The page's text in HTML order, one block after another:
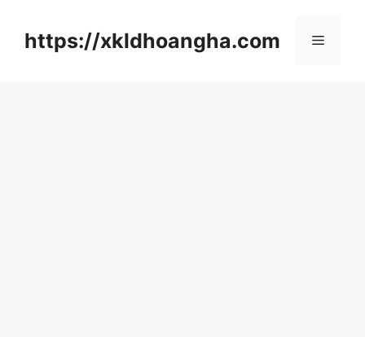
https://xkldhoangha.com 메